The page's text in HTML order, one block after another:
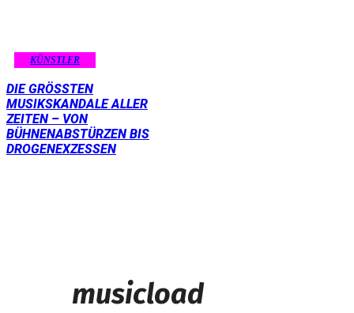
KÜNSTLER
DIE GRÖSSTEN M
USIKSKANDALE ALLER Z
EITEN – VON B
ÜHNENABSTÜRZEN BIS D
ROGENEXZESSEN
musicload